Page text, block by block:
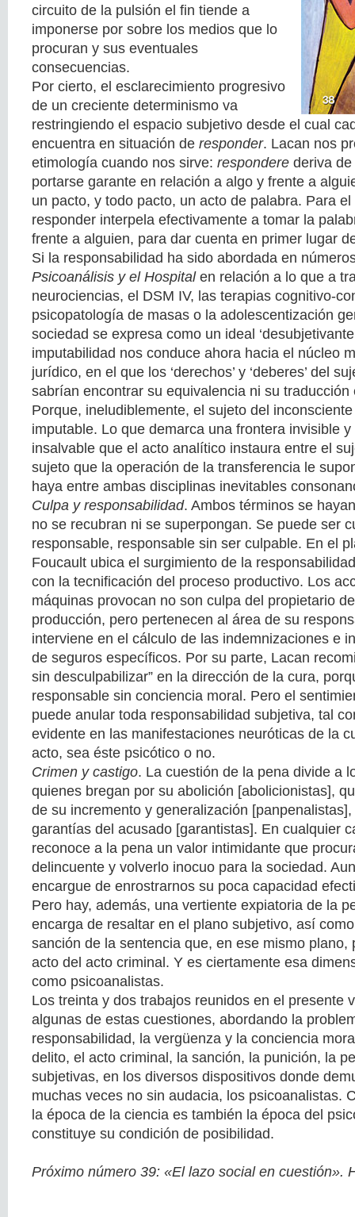
circuito de la pulsión el fin tiende a
imponerse por sobre los medios que lo
procuran y sus eventuales
consecuencias.
Por cierto, el esclarecimiento progresivo
de un creciente determinismo va
restringiendo el espacio subjetivo desde el cual
encuentra en situación de responder. Lacan nos
etimología cuando nos sirve: respondere deriva de
portarse garante en relación a algo y frente a
un pacto, y todo pacto, un acto de palabra. Para
responder interpela efectivamente a tomar la
frente a alguien, para dar cuenta en primer lugar
Si la responsabilidad ha sido abordada en
Psicoanálisis y el Hospitalen relación a lo que a
neurociencias, el DSM IV, las terapias cognitivo-
psicopatología de masas o la adolescentización
sociedad se expresa como un ideal
imputabilidad nos conduce ahora hacia el núcleo
jurídico, en el que los ‘derechos’ y ‘deberes’ del
sabrían encontrar su equivalencia ni su
Porque, ineludiblemente, el sujeto del
imputable. Lo que demarca una frontera invisible
insalvable que el acto analítico instaura entre el
sujeto que la operación de la transferencia le
haya entre ambas disciplinas inevitables
Culpa y responsabilidad. Ambos términos se
no se recubran ni se superpongan. Se puede ser
responsable, responsable sin ser culpable. En el
Foucault ubica el surgimiento de la
con la tecnificación del proceso productivo. Los
máquinas provocan no son culpa del propietario
producción, pero pertenecen al área de su
interviene en el cálculo de las indemnizaciones e
de seguros específicos. Por su parte, Lacan
sin desculpabilizar” en la dirección de la cura,
responsable sin conciencia moral. Pero el
puede anular toda responsabilidad subjetiva, tal
evidente en las manifestaciones neuróticas de la
acto, sea éste psicótico o no.
Crimen y castigo. La cuestión de la pena divide a
quienes bregan por su abolición [abolicionistas],
de su incremento y generalización
garantías del acusado [garantistas]. En cualquier
reconoce a la pena un valor intimidante que
delincuente y volverlo inocuo para la sociedad.
encargue de enrostrarnos su poca capacidad
Pero hay, además, una vertiente expiatoria de la
encarga de resaltar en el plano subjetivo, así
sanción de la sentencia que, en ese mismo plano,
acto del acto criminal. Y es ciertamente esa
como psicoanalistas.
Los treinta y dos trabajos reunidos en el presente
algunas de estas cuestiones, abordando la
responsabilidad, la vergüenza y la conciencia
delito, el acto criminal, la sanción, la punición, la
subjetivas, en los diversos dispositivos donde
muchas veces no sin audacia, los psicoanalistas.
la época de la ciencia es también la época del
constituye su condición de posibilidad.
Próximo número 39: «El lazo social en cuestión».